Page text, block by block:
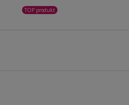
TOP produkt